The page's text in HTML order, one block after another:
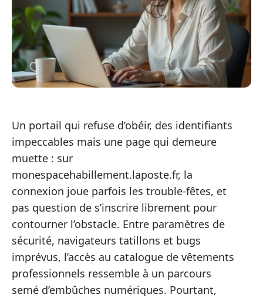
Un portail qui refuse d’obéir, des identifiants
impeccables mais une page qui demeure
muette : sur
monespacehabillement.laposte.fr, la
connexion joue parfois les trouble-fêtes, et
pas question de s’inscrire librement pour
contourner l’obstacle. Entre paramètres de
sécurité, navigateurs tatillons et bugs
imprévus, l’accès au catalogue de vêtements
professionnels ressemble à un parcours
semé d’embûches numériques. Pourtant,